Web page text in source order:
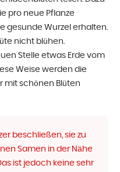
pro neue Pflanze
gesunde Wurzel erhalten.
nicht blühen.
Stelle etwas Erde vom
Weise werden die
mit schönen Blüten
beschließen, sie zu
Samen in der Nähe
ist jedoch keine sehr